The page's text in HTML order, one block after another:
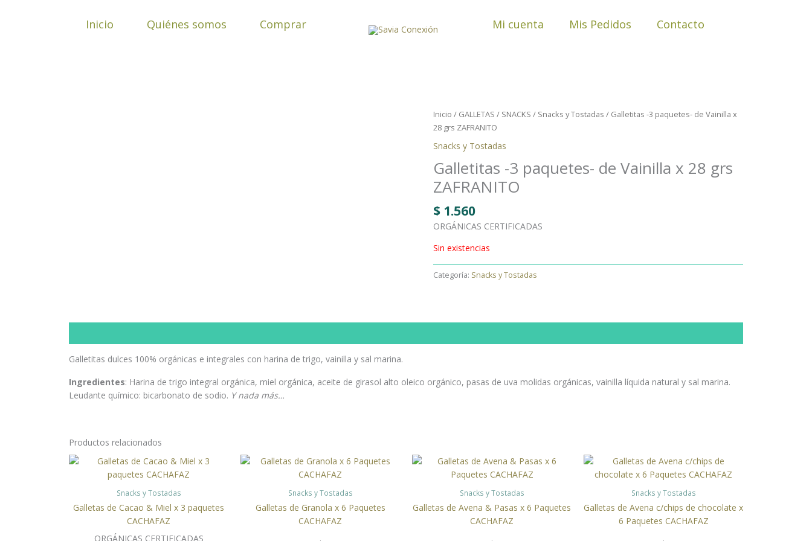
Inicio Quiénes somos Comprar Mi cuenta Mis Pedidos Contacto
Inicio / GALLETAS / SNACKS / Snacks y Tostadas / Galletitas -3 paquetes- de Vainilla x
28 grs ZAFRANITO
Snacks y Tostadas
Galletitas -3 paquetes- de Vainilla x 28 grs
ZAFRANITO
$1.560
ORGÁNICAS CERTIFICADAS
Sin existencias
Categoría: Snacks y Tostadas
Galletitas dulces 100% orgánicas e integrales con harina de trigo, vainilla y sal marina.
Ingredientes: Harina de trigo integral orgánica, miel orgánica, aceite de girasol alto oleico orgánico, pasas de uva molidas orgánicas, vainilla líquida natural y sal marina.
Leudante químico: bicarbonato de sodio. Y nada más…
Productos relacionados
Snacks y Tostadas
Galletas de Cacao & Miel x 3 paquetes
CACHAFAZ
ORGÁNICAS CERTIFICADAS
Snacks y Tostadas
Galletas de Granola x 6 Paquetes
CACHAFAZ
.
Snacks y Tostadas
Galletas de Avena & Pasas x 6 Paquetes
CACHAFAZ
.
Snacks y Tostadas
Galletas de Avena c/chips de chocolate x
6 Paquetes CACHAFAZ
.